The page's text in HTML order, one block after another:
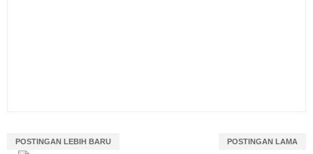
POSTINGAN LEBIH BARU POSTINGAN LAMA